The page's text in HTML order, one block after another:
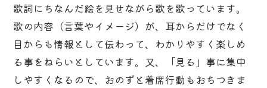
歌詞にちなんだ絵を見せながら歌を歌っています。
歌の内容（言葉やイメージ）が、耳からだけでなく
目からも情報として伝わって、わかりやすく楽しめ
る事をねらいとしています。又、「見る」事に集中
しやすくなるので、おのずと着席行動もおちつきま